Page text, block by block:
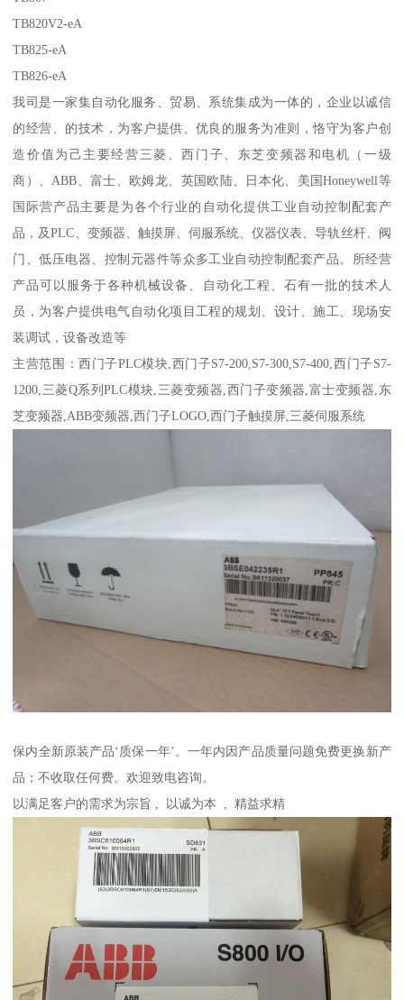
TB820V2-eA
TB825-eA
TB826-eA
我司是一家集自动化服务、贸易、系统集成为一体的，企业以诚信
的经营、的技术，为客户提供、优良的服务为准则，恪守为客户创
造价值为己主要经营三菱、西门子、东芝变频器和电机（一级
商）、ABB、富士、欧姆龙、英国欧陆、日本化、美国Honeywell等
国际营产品主要是为各个行业的自动化提供工业自动控制配套产
品，及PLC、变频器、触摸屏、伺服系统、仪器仪表、导轨丝杆、阀
门、低压电器、控制元器件等众多工业自动控制配套产品。所经营
产品可以服务于各种机械设备、自动化工程、石有一批的技术人
员，为客户提供电气自动化项目工程的规划、设计、施工、现场安
装调试，设备改造等
主营范围：西门子PLC模块,西门子S7-200,S7-300,S7-400,西门子S7-
1200,三菱Q系列PLC模块,三菱变频器,西门子变频器,富士变频器,东
芝变频器,ABB变频器,西门子LOGO,西门子触摸屏,三菱伺服系统
保内全新原装产品‘质保一年’。一年内因产品质量问题免费更换新产
品；不收取任何费。欢迎致电咨询。
以满足客户的需求为宗旨 , 以诚为本 , 精益求精